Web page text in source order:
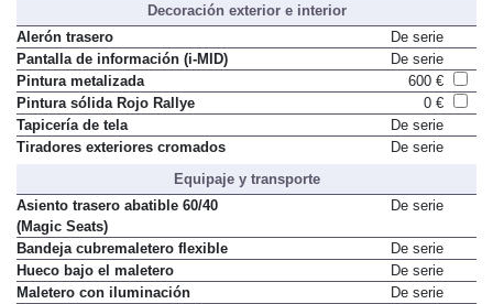
Decoración exterior e interior
Alerón trasero
De serie
Pantalla de información (i-MID)
De serie
Pintura metalizada
600 €
Pintura sólida Rojo Rallye
0 €
Tapicería de tela
De serie
Tiradores exteriores cromados
De serie
Equipaje y transporte
Asiento trasero abatible 60/40
(Magic Seats)
De serie
Bandeja cubremaletero flexible
De serie
Hueco bajo el maletero
De serie
Maletero con iluminación
De serie